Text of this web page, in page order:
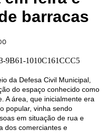
barracas
da Defesa Civil Municipal,
do espaço conhecido como
A área, que inicialmente era
popular, vinha sendo
em situação de rua e
dos comerciantes e